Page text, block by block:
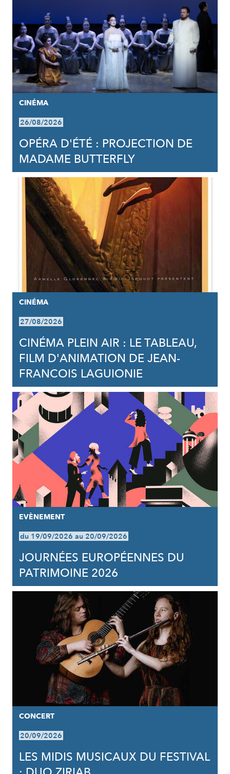
CINÉMA
26/08/2026
OPÉRA D'ÉTÉ : PROJECTION DE
MADAME BUTTERFLY
CINÉMA
27/08/2026
CINÉMA PLEIN AIR : LE TABLEAU,
FILM D'ANIMATION DE JEAN-
FRANCOIS LAGUIONIE
EVÈNEMENT
du 19/09/2026 au 20/09/2026
JOURNÉES EUROPÉENNES DU
PATRIMOINE 2026
CONCERT
20/09/2026
LES MIDIS MUSICAUX DU FESTIVAL